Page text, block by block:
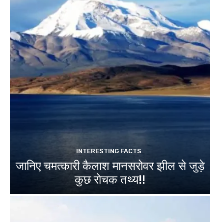
INTERESTING FACTS
जानिए चमत्कारी कैलाश मानसरोवर झील से जुड़े
कुछ रोचक तथ्य!!